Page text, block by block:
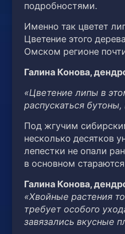
подробностями.
Именно так цветет
Цветение этого
Омском регионе
Галина Конова,
«Цветение липы в
распускаться бутоны,
Под жгучим
несколько десятков
лепестки не опали
в основном
Галина Конова,
«Хвойные растения
требует особого
завязались вкусные